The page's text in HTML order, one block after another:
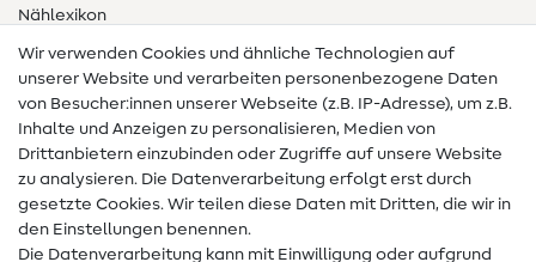
Nählexikon
Nähanleitungen
Hilfe & Kontakt
Kontakt
Infos zum Betreiberwechsel
Wir verwenden Cookies und ähnliche Technologien auf
unserer Website und verarbeiten personenbezogene Daten
von Besucher:innen unserer Webseite (z.B. IP-Adresse), um z.B.
Inhalte und Anzeigen zu personalisieren, Medien von
Drittanbietern einzubinden oder Zugriffe auf unsere Website
zu analysieren. Die Datenverarbeitung erfolgt erst durch
gesetzte Cookies. Wir teilen diese Daten mit Dritten, die wir in
den Einstellungen benennen.
Die Datenverarbeitung kann mit Einwilligung oder aufgrund